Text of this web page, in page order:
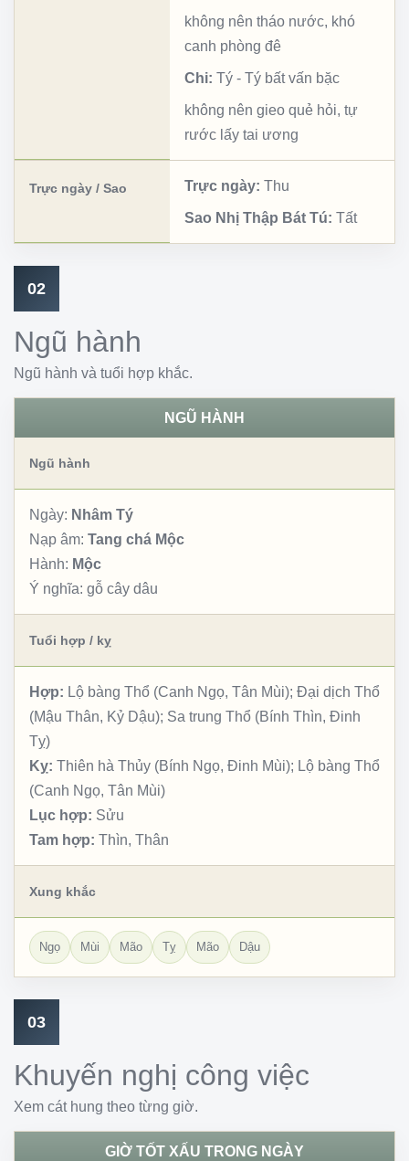
không nên tháo nước, khó
canh phòng đê
Chi: Tý - Tý bất vấn bặc
không nên gieo quẻ hỏi, tự
rước lấy tai ương
Trực ngày / Sao Trực ngày: Thu
Sao Nhị Thập Bát Tú: Tất
02
Ngũ hành
Ngũ hành và tuổi hợp khắc.
NGŨ HÀNH
Ngũ hành
Ngày: Nhâm Tý
Nạp âm: Tang chá Mộc
Hành: Mộc
Ý nghĩa: gỗ cây dâu
Tuổi hợp / kỵ
Hợp: Lộ bàng Thổ (Canh Ngọ, Tân Mùi); Đại dịch Thổ
(Mậu Thân, Kỷ Dậu); Sa trung Thổ (Bính Thìn, Đinh
Tỵ)
Kỵ: Thiên hà Thủy (Bính Ngọ, Đinh Mùi); Lộ bàng Thổ
(Canh Ngọ, Tân Mùi)
Lục hợp: Sửu
Tam hợp: Thìn, Thân
Xung khắc
Ngọ Mùi Mão Tỵ Mão Dậu
03
Khuyến nghị công việc
Xem cát hung theo từng giờ.
GIỜ TỐT XẤU TRONG NGÀY